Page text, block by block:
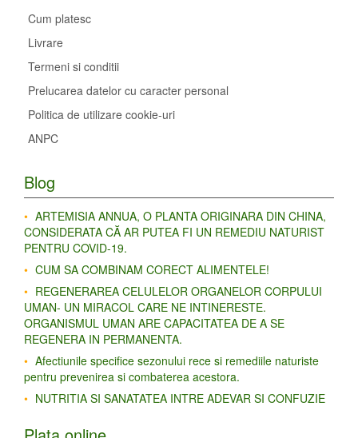
Cum platesc
Livrare
Termeni si conditii
Prelucarea datelor cu caracter personal
Politica de utilizare cookie-uri
ANPC
Blog
ARTEMISIA ANNUA, O PLANTA ORIGINARA DIN CHINA,
CONSIDERATA CĂ AR PUTEA FI UN REMEDIU NATURIST
PENTRU COVID-19.
CUM SA COMBINAM CORECT ALIMENTELE!
REGENERAREA CELULELOR ORGANELOR CORPULUI
UMAN- UN MIRACOL CARE NE INTINERESTE.
ORGANISMUL UMAN ARE CAPACITATEA DE A SE
REGENERA IN PERMANENTA.
Afectiunile specifice sezonului rece si remediile naturiste
pentru prevenirea si combaterea acestora.
NUTRITIA SI SANATATEA INTRE ADEVAR SI CONFUZIE